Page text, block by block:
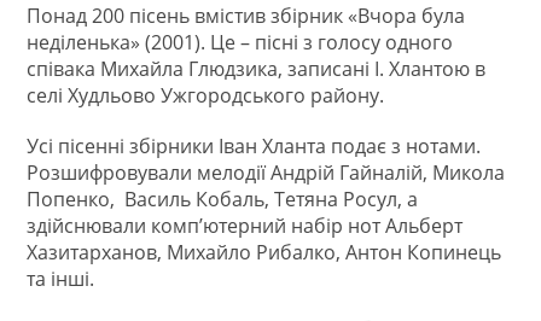
Понад 200 пісень вмістив збірник «Вчора була
неділенька» (2001). Це – пісні з голосу одного
співака Михайла Глюдзика, записані І. Хлантою в
селі Худльово Ужгородського району.
Усі пісенні збірники Іван Хланта подає з нотами.
Розшифровували мелодії Андрій Гайналій, Микола
Попенко, Василь Кобаль, Тетяна Росул, а
здійснювали компʼютерний набір нот Альберт
Хазитарханов, Михайло Рибалко, Антон Копинець
та інші.